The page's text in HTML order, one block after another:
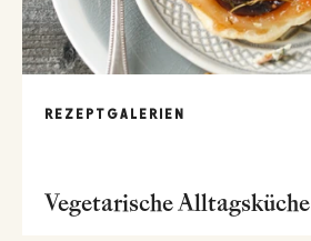
REZEPTGALERIEN
Vegetarische Alltagsküche